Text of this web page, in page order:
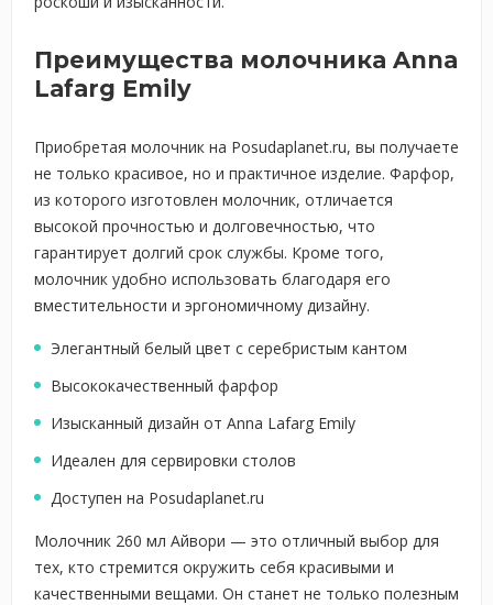
Преимущества молочника Anna
Lafarg Emily
Приобретая молочник на Posudaplanet.ru, вы получаете
не только красивое, но и практичное изделие. Фарфор,
из которого изготовлен молочник, отличается
высокой прочностью и долговечностью, что
гарантирует долгий срок службы. Кроме того,
молочник удобно использовать благодаря его
вместительности и эргономичному дизайну.
Элегантный белый цвет с серебристым кантом
Высококачественный фарфор
Изысканный дизайн от Anna Lafarg Emily
Идеален для сервировки столов
Доступен на Posudaplanet.ru
Молочник 260 мл Айвори — это отличный выбор для
тех, кто стремится окружить себя красивыми и
качественными вещами. Он станет не только полезным